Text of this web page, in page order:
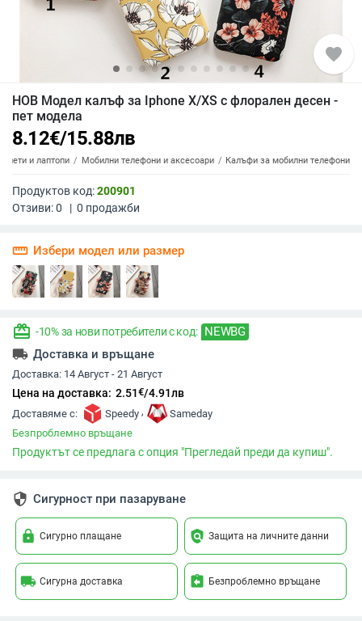
favorite
НОВ Модел калъф за Iphone X/XS с флорален десен -
пет модела
8.12€/15.88лв
и лаптопи Мобилни телефони и аксесоари Калъфи за мобилни телефони
Продуктов код:200901
Отзиви:0 | 0 продажби
straighten Избери модел или размер
redeem -10% за нови потребители с код: NEWBG
local_shipping Доставка и връщане
Доставка: 14 Август - 21 Август
Цена на доставка: 2.51€/4.91лв
Доставяме с: Speedy ,
Sameday
Безпроблемно връщане
Продуктът се предлага с опция "Прегледай преди да купиш".
security Сигурност при пазаруване
lock Сигурно плащане policy Защита на личните данни
local_shipping Сигурна доставка assignment_return Безпроблемно връщане